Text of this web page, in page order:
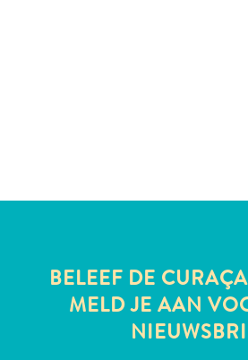
bezoekBELEEF DE
MELD JE AAN